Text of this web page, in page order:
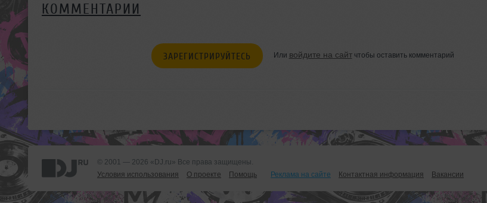
КОММЕНТАРИИ
ЗАРЕГИСТРИРУЙТЕСЬ Или войдите на сайтчтобы оставить комментарий
© 2001 — 2026 «DJ.ru» Все права защищены.
Условия использования
О проекте Помощь Реклама на сайте Контактная информация Вакансии